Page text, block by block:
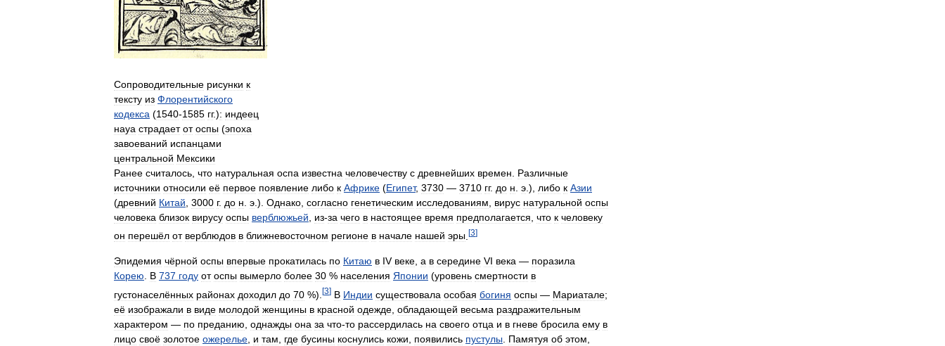
Сопроводительные рисунки к
тексту из Флорентийского
кодекса (1540-1585 гг.): индеец
науа страдает от оспы (эпоха
завоеваний испанцами
центральной Мексики
Ранее считалось что натуральная оспа известна человечеству с древнейших времен
Различные
источники относили её первое появление либо к Африке (Египет, 3730 — 3710 гг. до н э .), либо к Азии
(древний Китай 3000 г. до н э .). Однако согласно генетическим исследованиям вирус натуральной оспы
человека близок вирусу оспы верблюжьей из-за чего в настоящее время предполагается что к человеку
он перешёл от верблюдов в ближневосточном регионе в начале нашей эры [3]
Эпидемия чёрной оспы впервые прокатилась по Китаю в IV веке, а в середине VI века — поразила
Корею. В 737 году от оспы вымерло более 30 % населения Японии (уровень смертности в
густонаселённых районах доходил до 70 %). [3] В Индии существовала особая богиня оспы — Мариатале;
её изображали в виде молодой женщины в красной одежде обладающей весьма раздражительным
характером — по преданию однажды она за что-то рассердилась на своего отца и в гневе бросила ему в
лицо своё золотое ожерелье и там где бусины коснулись кожи появились пустулы Памятуя об этом